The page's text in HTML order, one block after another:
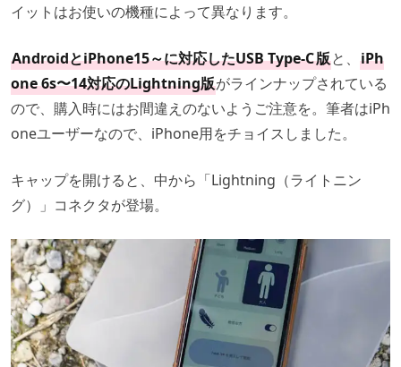
イットはお使いの機種によって異なります。
AndroidとiPhone15～に対応したUSB Type-C版と、 iPh
one 6s〜14対応のLightning版がラインナップされている
ので、購入時にはお間違えのないようご注意を。筆者はiPh
oneユーザーなので、iPhone用をチョイスしました。
キャップを開けると、中から「Lightning（ライトニン
グ）」コネクタが登場。